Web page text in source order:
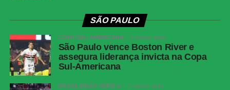
SÃO PAULO
COPA SUL-AMERICANA 2 meses atrás
São Paulo vence Boston River e
assegura liderança invicta na Copa
Sul-Americana
BRASILEIRÃO SÉRIE A 2 meses atrás